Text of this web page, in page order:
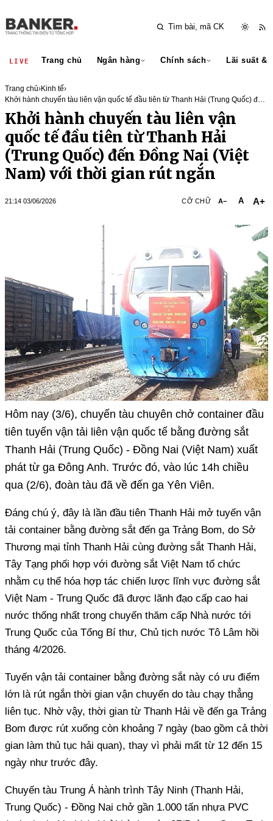
LIVE Trang chủ Ngân hàng Chính sách Lãi suất &
Trang chủ›Kinh tế›
Khởi hành chuyến tàu liên vận quốc tế đầu tiên từ Thanh Hải (Trung Quốc) đến
Đồng Nai (Việt Nam) với thời gian rút ngắn
Khởi hành chuyến tàu liên vận
quốc tế đầu tiên từ Thanh Hải
(Trung Quốc) đến Đồng Nai (Việt
Nam) với thời gian rút ngắn
21:14 03/06/2026 CỠ CHỮ A− A A+
Hôm nay (3/6), chuyến tàu chuyên chở container đầu
tiên tuyến vận tải liên vận quốc tế bằng đường sắt
Thanh Hải (Trung Quốc) - Đồng Nai (Việt Nam) xuất
phát từ ga Đông Anh. Trước đó, vào lúc 14h chiều
qua (2/6), đoàn tàu đã về đến ga Yên Viên.
Đáng chú ý, đây là lần đầu tiên Thanh Hải mở tuyến vận
tải container bằng đường sắt đến ga Trảng Bom, do Sở
Thương mại tỉnh Thanh Hải cùng đường sắt Thanh Hải,
Tây Tạng phối hợp với đường sắt Việt Nam tổ chức
nhằm cụ thể hóa hợp tác chiến lược lĩnh vực đường sắt
Việt Nam - Trung Quốc đã được lãnh đạo cấp cao hai
nước thống nhất trong chuyến thăm cấp Nhà nước tới
Trung Quốc của Tổng Bí thư, Chủ tịch nước Tô Lâm hồi
tháng 4/2026.
Tuyến vận tải container bằng đường sắt này có ưu điểm
lớn là rút ngắn thời gian vận chuyển do tàu chạy thẳng
liên tục. Nhờ vậy, thời gian từ Thanh Hải về đến ga Trảng
Bom được rút xuống còn khoảng 7 ngày (bao gồm cả thời
gian làm thủ tục hải quan), thay vì phải mất từ 12 đến 15
ngày như trước đây.
Chuyến tàu Trung Á hành trình Tây Ninh (Thanh Hải,
Trung Quốc) - Đồng Nai chở gần 1.000 tấn nhựa PVC